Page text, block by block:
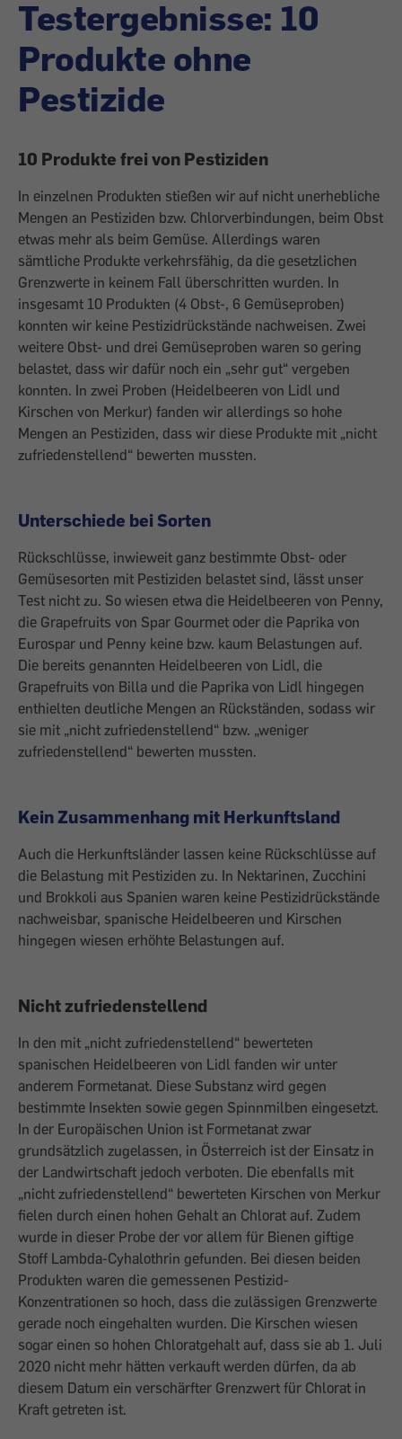
Testergebnisse: 10
Produkte ohne
Pestizide
10 Produkte frei von Pestiziden
In einzelnen Produkten stießen wir auf nicht unerhebliche
Mengen an Pestiziden bzw. Chlorverbindungen, beim Obst
etwas mehr als beim Gemüse. Allerdings waren
sämtliche Produkte verkehrsfähig, da die gesetzlichen
Grenzwerte in keinem Fall überschritten wurden. In
insgesamt 10 Pro­dukten (4 Obst-, 6 Gemüseproben)
konnten wir keine Pestizidrückstände nachweisen. Zwei
weitere Obst- und drei Gemüseproben waren so gering
belastet, dass wir dafür noch ein „sehr gut“ vergeben
konnten. In zwei Proben (Heidelbeeren von Lidl und
Kirschen von Merkur) fanden wir allerdings so hohe
Mengen an Pestiziden, dass wir diese Produkte mit „nicht
zufriedenstel­lend“ bewerten mussten.
Unterschiede bei Sorten
Rückschlüsse, inwieweit ganz bestimmte Obst- oder
Gemüsesorten mit Pestiziden belastet sind, lässt unser
Test nicht zu. So wiesen etwa die Heidelbeeren von Penny,
die Grapefruits von Spar Gourmet oder die Paprika von
Eurospar und Penny keine bzw. kaum Belastungen auf.
Die bereits genann­ten Heidelbeeren von Lidl, die
Grapefruits von Billa und die Paprika von Lidl hingegen
enthielten deutliche Mengen an Rückstän­den, sodass wir
sie mit „nicht zufriedenstel­lend“ bzw. „weniger
zufriedenstellend“ bewerten mussten.
Kein Zusammenhang mit Herkunftsland
Auch die Herkunftsländer lassen keine Rückschlüsse auf
die Belastung mit Pestizi­den zu. In Nektarinen, Zucchini
und Brok­koli aus Spanien waren keine Pestizidrück­stände
nachweisbar, spanische Heidelbee­ren und Kirschen
hingegen wiesen erhöhte Belastungen auf.
Nicht zufriedenstellend
In den mit „nicht zufriedenstellend“ be­werteten
spanischen Heidelbeeren von Lidl fanden wir unter
anderem Formetanat. Diese Substanz wird gegen
bestimmte In­sekten sowie gegen Spinnmilben einge­setzt.
In der Europäischen Union ist Forme­tanat zwar
grundsätzlich zugelassen, in Österreich ist der Einsatz in
der Landwirt­schaft jedoch verboten. Die ebenfalls mit
„nicht zufriedenstellend“ bewerteten Kirschen von Merkur
fielen durch einen hohen Gehalt an Chlorat auf. Zudem
wurde in dieser Probe der vor allem für Bienen giftige
Stoff Lambda-Cyhaloth­rin gefunden. Bei diesen beiden
Produkten waren die ge­messenen Pestizid-
Konzentrationen so hoch, dass die zulässigen Grenzwerte
gerade noch eingehalten wurden. Die Kir­schen wiesen
sogar einen so hohen Chlo­ratgehalt auf, dass sie ab 1. Juli
2020 nicht mehr hätten verkauft werden dürfen, da ab
diesem Datum ein verschärfter Grenzwert für Chlorat in
Kraft getreten ist.